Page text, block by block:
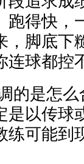
跑得快，
，脚底下
连球都控
的是怎
以传球
练可能到